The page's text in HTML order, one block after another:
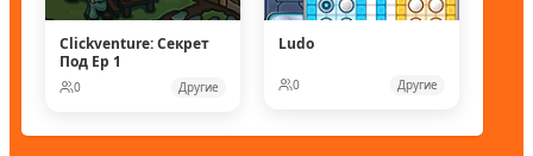
Clickventure: Секрет
Под Ep 1
0 Другие
Ludo
0 Другие